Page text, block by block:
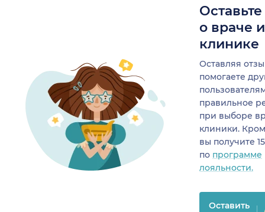
о враче
клинике
Оставляя
помогаете
правильное
при выборе
клиники.
вы получите
по программе
лояльности.
Оставить